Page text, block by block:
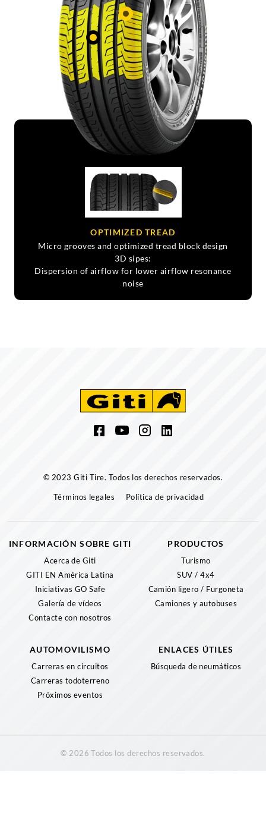
OPTIMIZED TREAD
Micro grooves and optimized tread block design
3D sipes:
Dispersion of airflow for lower airflow resonance
noise
© 2023 Giti Tire. Todos los derechos reservados.
Términos legales Política de privacidad
INFORMACIÓN SOBRE GITI
Acerca de Giti
GITI EN América Latina
Iniciativas GO Safe
Galería de vídeos
Contacte con nosotros
PRODUCTOS
Turismo
SUV / 4x4
Camión ligero / Furgoneta
Camiones y autobuses
AUTOMOVILISMO
Carreras en circuitos
Carreras todoterreno
Próximos eventos
ENLACES ÚTILES
Búsqueda de neumáticos
© 2026 Todos los derechos reservados.